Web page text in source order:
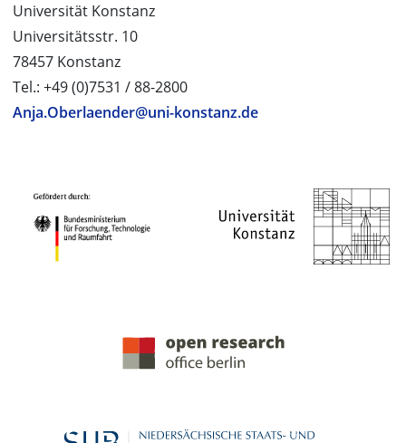
Universität Konstanz
Universitätsstr. 10
78457 Konstanz
Tel.: +49 (0)7531 / 88-2800
Anja.Oberlaender@uni-konstanz.de